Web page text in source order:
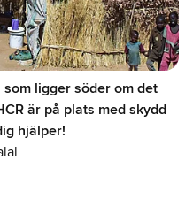
ligger söder om det
är på plats med skydd
hjälper!